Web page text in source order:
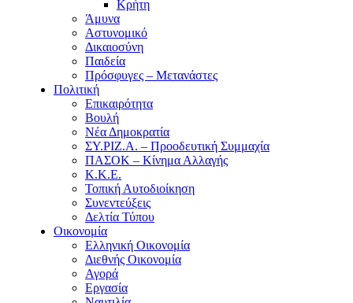
Κρήτη
Άμυνα
Αστυνομικό
Δικαιοσύνη
Παιδεία
Πρόσφυγες – Μετανάστες
Πολιτική
Επικαιρότητα
Βουλή
Νέα Δημοκρατία
ΣΥ.ΡΙΖ.Α. – Προοδευτική Συμμαχία
ΠΑΣΟΚ – Κίνημα Αλλαγής
Κ.Κ.Ε.
Τοπική Αυτοδιοίκηση
Συνεντεύξεις
Δελτία Τύπου
Οικονομία
Ελληνική Οικονομία
Διεθνής Οικονομία
Αγορά
Εργασία